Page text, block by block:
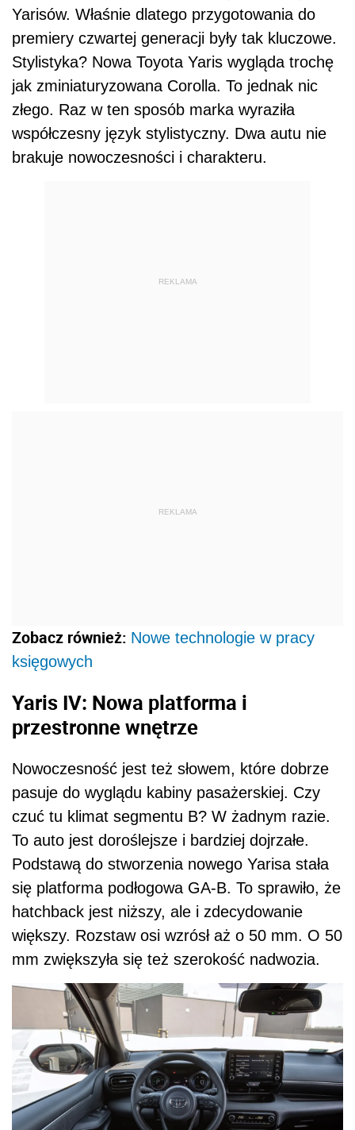
Yarisów. Właśnie dlatego przygotowania do
premiery czwartej generacji były tak kluczowe.
Stylistyka? Nowa Toyota Yaris wygląda trochę
jak zminiaturyzowana Corolla. To jednak nic
złego. Raz w ten sposób marka wyraziła
współczesny język stylistyczny. Dwa autu nie
brakuje nowoczesności i charakteru.
REKLAMA
REKLAMA
Zobacz również: Nowe technologie w pracy
księgowych
Yaris IV: Nowa platforma i
przestronne wnętrze
Nowoczesność jest też słowem, które dobrze
pasuje do wyglądu kabiny pasażerskiej. Czy
czuć tu klimat segmentu B? W żadnym razie.
To auto jest doroślejsze i bardziej dojrzałe.
Podstawą do stworzenia nowego Yarisa stała
się platforma podłogowa GA-B. To sprawiło, że
hatchback jest niższy, ale i zdecydowanie
większy. Rozstaw osi wzrósł aż o 50 mm. O 50
mm zwiększyła się też szerokość nadwozia.